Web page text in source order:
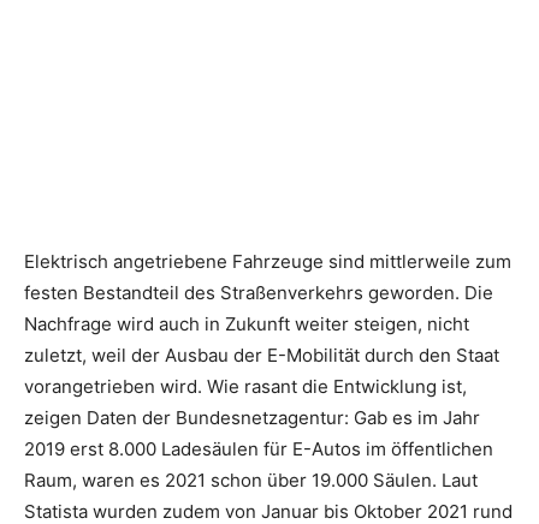
Elektrisch angetriebene Fahrzeuge sind mittlerweile zum
festen Bestandteil des Straßenverkehrs geworden. Die
Nachfrage wird auch in Zukunft weiter steigen, nicht
zuletzt, weil der Ausbau der E-Mobilität durch den Staat
vorangetrieben wird. Wie rasant die Entwicklung ist,
zeigen Daten der Bundesnetzagentur: Gab es im Jahr
2019 erst 8.000 Ladesäulen für E-Autos im öffentlichen
Raum, waren es 2021 schon über 19.000 Säulen. Laut
Statista wurden zudem von Januar bis Oktober 2021 rund